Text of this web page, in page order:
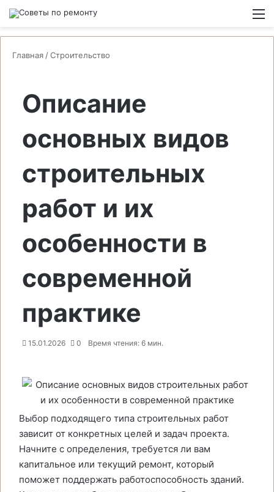
Главная /Строительство
Описание
основных видов
строительных
работ и их
особенности в
современной
практике
15.01.2026 0 Время чтения: 6 мин.
Выбор подходящего типа строительных работ
зависит от конкретных целей и задач проекта.
Начните с определения, требуется ли вам
капитальное или текущий ремонт, который
поможет поддержать работоспособность зданий.